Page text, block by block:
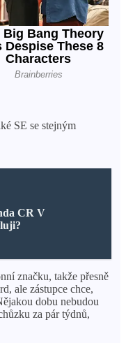
SE se stejným
CR V
značku, takže přesně
ale zástupce chce,
dobu nebudou
za pár týdnů,